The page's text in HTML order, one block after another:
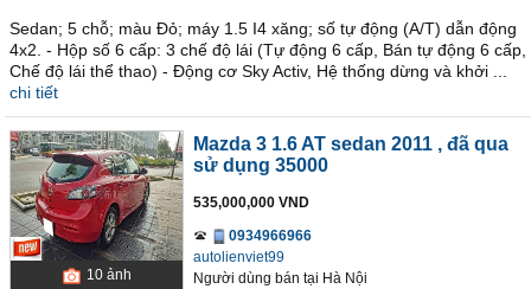
Sedan; 5 chỗ; màu Đỏ; máy 1.5 I4 xăng; số tự động (A/T) dẫn động
4x2. - Hộp số 6 cấp: 3 chế độ lái (Tự động 6 cấp, Bán tự động 6 cấp,
Chế độ lái thể thao) - Động cơ Sky Activ, Hệ thống dừng và khởi ...
chi tiết
10ảnh
Mazda 3 1.6 AT sedan 2011 , đã qua
sử dụng 35000
535,000,000 VND
0934966966
autolienviet99
Người dùng bán tại Hà Nội